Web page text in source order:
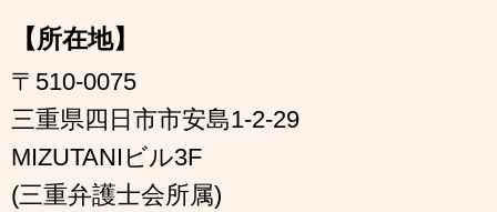
【所在地】
〒510-0075
三重県四日市市安島1-2-29
MIZUTANIビル3F
(三重弁護士会所属)